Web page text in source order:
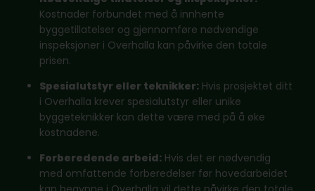
Kostnader forbundet med å innhente
byggetillatelser og gjennomføre nødvendige
inspeksjoner i Overhalla kan påvirke den totale
prisen.
Spesialutstyr eller teknikker: Hvis prosjektet ditt
i Overhalla krever spesialutstyr eller unike
byggeteknikker kan dette være med på å øke
kostnadene.
Forberedende arbeid: Hvis det er nødvendig
med omfattende forberedelser før hovedarbeidet